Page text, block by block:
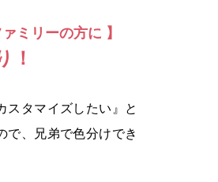
ミリーの方に 】
！
スタマイズしたい』と
で、兄弟で色分けでき